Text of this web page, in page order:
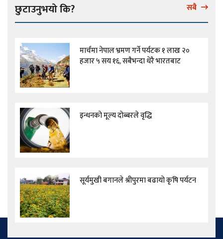
छुटाउनुभयो कि? सबै
मार्चमा नेपाल भ्रमण गर्ने पर्यटक १ लाख २०
हजार ५ सय १६, सबैभन्दा धेरै भारतबाट
इन्धनको मूल्य दोब्बरले वृद्धि
सूर्यमुखी बगानले श्रीपुरमा बढायो कृषि पर्यटन